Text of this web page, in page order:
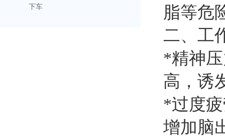
下车
脂等危
二、工
*精神
高，诱
*过度
增加脑